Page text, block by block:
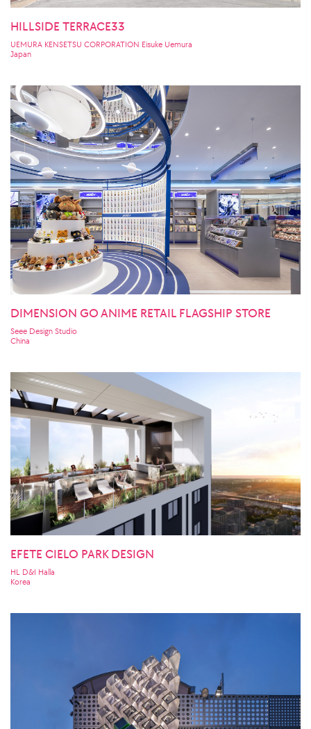
HILLSIDE TERRACE33
UEMURA KENSETSU CORPORATION Eisuke Uemura
Japan
DIMENSION GO ANIME RETAIL FLAGSHIP STORE
Seee Design Studio
China
EFETE CIELO PARK DESIGN
HL D&I Halla
Korea